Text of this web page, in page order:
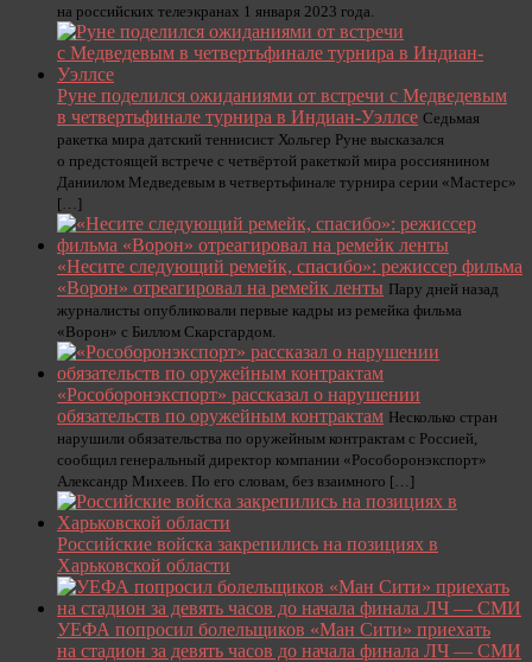
на российских телеэкранах 1 января 2023 года.
Руне поделился ожиданиями от встречи с Медведевым
в четвертьфинале турнира в Индиан-Уэллсе Седьмая
ракетка мира датский теннисист Хольгер Руне высказался
о предстоящей встрече с четвёртой ракеткой мира россиянином
Даниилом Медведевым в четвертьфинале турнира серии «Мастерс»
[…]
«Несите следующий ремейк, спасибо»: режиссер фильма
«Ворон» отреагировал на ремейк ленты Пару дней назад
журналисты опубликовали первые кадры из ремейка фильма
«Ворон» с Биллом Скарсгардом.
«Рособоронэкспорт» рассказал о нарушении
обязательств по оружейным контрактам Несколько стран
нарушили обязательства по оружейным контрактам с Россией,
сообщил генеральный директор компании «Рособоронэкспорт»
Александр Михеев. По его словам, без взаимного […]
Российские войска закрепились на позициях в
Харьковской области
УЕФА попросил болельщиков «Ман Сити» приехать
на стадион за девять часов до начала финала ЛЧ — СМИ